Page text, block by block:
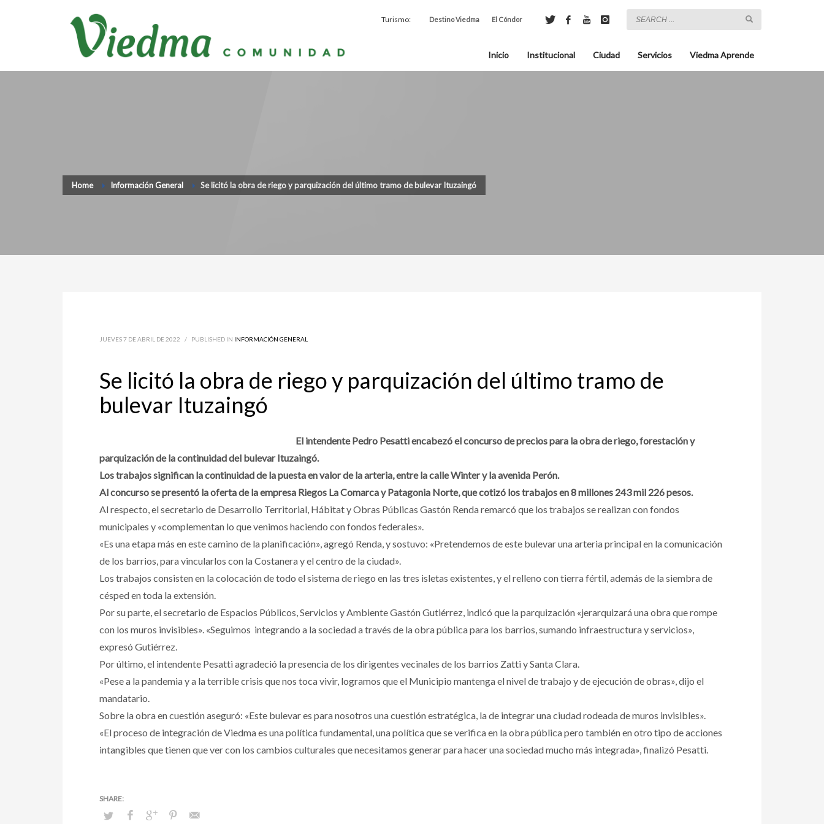
Turismo: Destino Viedma El Cóndor
Inicio Institucional Ciudad Servicios Viedma Aprende
Home Información General Se licitó la obra de riego y parquización del último tramo de bulevar Ituzaingó
JUEVES 7 DE ABRIL DE 2022 / PUBLISHED IN INFORMACIÓN GENERAL
Se licitó la obra de riego y parquización del último tramo de
bulevar Ituzaingó
El intendente Pedro Pesatti encabezó el concurso de precios para la obra de riego, forestación y
parquización de la continuidad del bulevar Ituzaingó.
Los trabajos significan la continuidad de la puesta en valor de la arteria, entre la calle Winter y la avenida Perón.
Al concurso se presentó la oferta de la empresa Riegos La Comarca y Patagonia Norte, que cotizó los trabajos en 8 millones 243 mil 226 pesos.
Al respecto, el secretario de Desarrollo Territorial, Hábitat y Obras Públicas Gastón Renda remarcó que los trabajos se realizan con fondos
municipales y «complementan lo que venimos haciendo con fondos federales».
«Es una etapa más en este camino de la planificación», agregó Renda, y sostuvo: «Pretendemos de este bulevar una arteria principal en la comunicación
de los barrios, para vincularlos con la Costanera y el centro de la ciudad».
Los trabajos consisten en la colocación de todo el sistema de riego en las tres isletas existentes, y el relleno con tierra fértil, además de la siembra de
césped en toda la extensión.
Por su parte, el secretario de Espacios Públicos, Servicios y Ambiente Gastón Gutiérrez, indicó que la parquización «jerarquizará una obra que rompe
con los muros invisibles». «Seguimos integrando a la sociedad a través de la obra pública para los barrios, sumando infraestructura y servicios»,
expresó Gutiérrez.
Por último, el intendente Pesatti agradeció la presencia de los dirigentes vecinales de los barrios Zatti y Santa Clara.
«Pese a la pandemia y a la terrible crisis que nos toca vivir, logramos que el Municipio mantenga el nivel de trabajo y de ejecución de obras», dijo el
mandatario.
Sobre la obra en cuestión aseguró: «Este bulevar es para nosotros una cuestión estratégica, la de integrar una ciudad rodeada de muros invisibles».
«El proceso de integración de Viedma es una política fundamental, una política que se verifica en la obra pública pero también en otro tipo de acciones
intangibles que tienen que ver con los cambios culturales que necesitamos generar para hacer una sociedad mucho más integrada», finalizó Pesatti.